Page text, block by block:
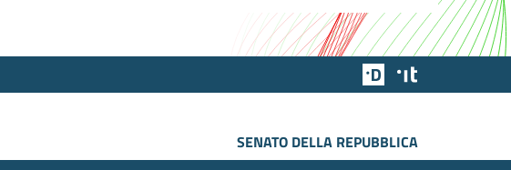
Team Digitale
SENATO DELLA REPUBBLICA